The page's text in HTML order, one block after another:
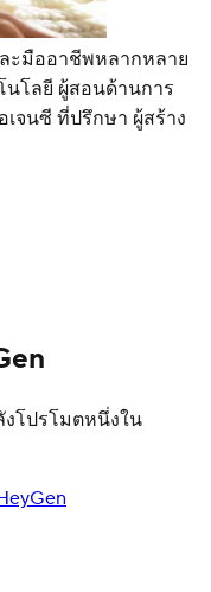
ะมืออาชีพหลากหลาย
นโลยี ผู้สอนด้านการ
เจนซี ที่ปรึกษา ผู้สร้าง
งโปรโมตหนึ่งใน